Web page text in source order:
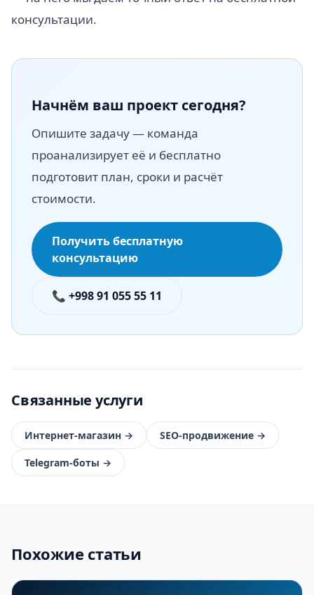
консультации.
Начнём ваш проект сегодня?
Опишите задачу — команда
проанализирует её и бесплатно
подготовит план, сроки и расчёт
стоимости.
Получить бесплатную
консультацию
📞 +998 91 055 55 11
Связанные услуги
Интернет-магазин → SEO-продвижение →
Telegram-боты →
Похожие статьи